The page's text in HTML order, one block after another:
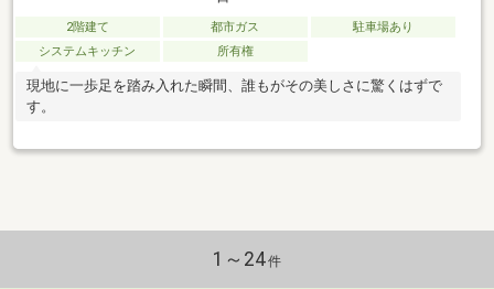
2階建て 都市ガス
駐車場あり
システムキッチン
所有権
現地に一歩足を踏み入れた瞬間、誰もがその美しさに驚くはずで
す。
1～24件